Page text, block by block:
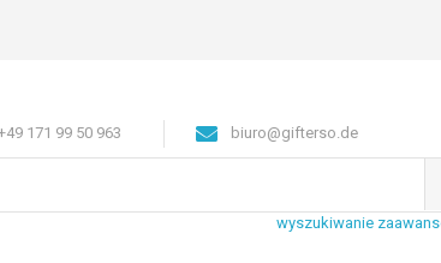
171 99 50 963 biuro@gifterso.de
wyszukiwanie